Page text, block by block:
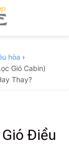
hòa ›
Gió Cabin)
Thay?
Điều